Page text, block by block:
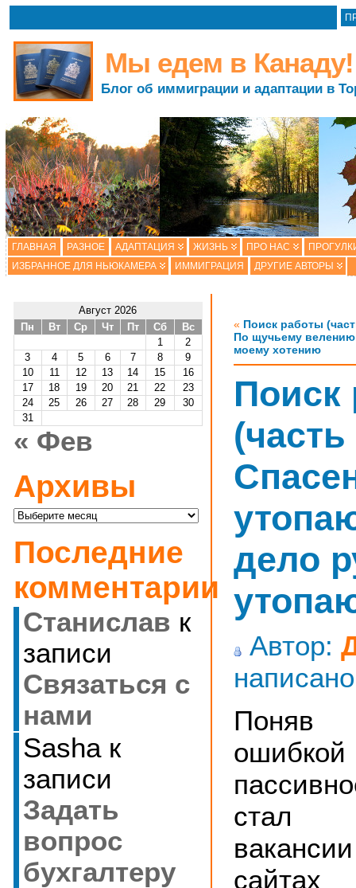
Мы едем в Канаду!
Блог об иммиграции и адаптации в
ГЛАВНАЯ РАЗНОЕ АДАПТАЦИЯ ЖИЗНЬ ПРО НАС
ИЗБРАННОЕ ДЛЯ НЬЮКАМЕРА
ИММИГРАЦИЯ ДРУГИЕ АВТОРЫ
Август 2026
Пн
Вт Ср Чт Пт Сб
Вс
1
2
3
4 5 6 7 8
9
10
11 12 13 14 15
16
17
18 19 20 21 22
23
24
25 26 27 28 29
30
31
« Фев
Архивы
Архивы
Последние
комментарии
Станислав к
записи
Cвязаться с
нами
Sashaк
записи
Задать
вопрос
бухгалтеру
« Поиск работы
По щучьему
моему хотению
Поиск
(часть
дело
Автор:
стал